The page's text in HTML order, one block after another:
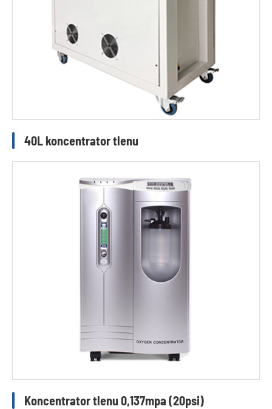
40L koncentrator tlenu
Koncentrator tlenu 0,137mpa (20psi)